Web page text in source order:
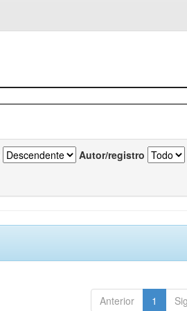
Autor/registro
Anterior 1